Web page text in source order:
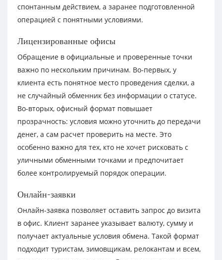
спонтанным действием, а заранее подготовленной
операцией с понятными условиями.
Лицензированные офисы
Обращение в официальные и проверенные точки
важно по нескольким причинам. Во-первых, у
клиента есть понятное место проведения сделки, а
не случайный обменник без информации о статусе.
Во-вторых, офисный формат повышает
прозрачность: условия можно уточнить до передачи
денег, а сам расчет проверить на месте. Это
особенно важно для тех, кто не хочет рисковать с
уличными обменными точками и предпочитает
более контролируемый порядок операции.
Онлайн-заявки
Онлайн-заявка позволяет оставить запрос до визита
в офис. Клиент заранее указывает валюту, сумму и
получает актуальные условия обмена. Такой формат
подходит туристам, зимовщикам, релокантам и всем,